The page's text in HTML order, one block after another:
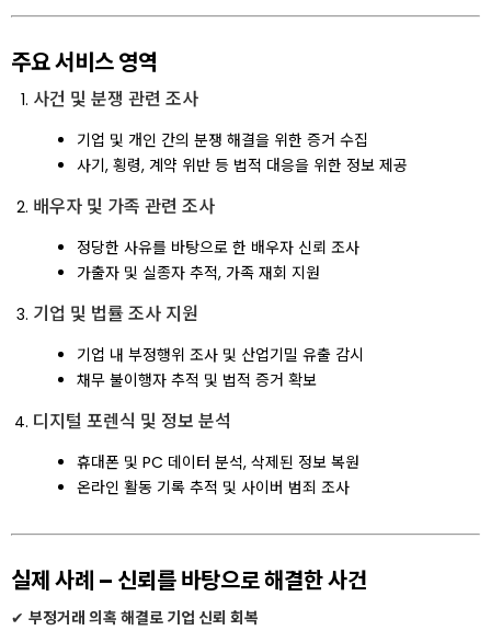
주요 서비스 영역
사건 및 분쟁 관련 조사
기업 및 개인 간의 분쟁 해결을 위한 증거 수집
사기, 횡령, 계약 위반 등 법적 대응을 위한 정보 제공
배우자 및 가족 관련 조사
정당한 사유를 바탕으로 한 배우자 신뢰 조사
가출자 및 실종자 추적, 가족 재회 지원
기업 및 법률 조사 지원
기업 내 부정행위 조사 및 산업기밀 유출 감시
채무 불이행자 추적 및 법적 증거 확보
디지털 포렌식 및 정보 분석
휴대폰 및 PC 데이터 분석, 삭제된 정보 복원
온라인 활동 기록 추적 및 사이버 범죄 조사
실제 사례 – 신뢰를 바탕으로 해결한 사건
✔ 부정거래 의혹 해결로 기업 신뢰 회복